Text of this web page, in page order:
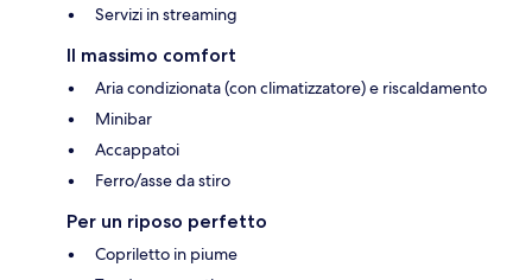
Servizi in streaming
Il massimo comfort
Aria condizionata (con climatizzatore) e riscaldamento
Minibar
Accappatoi
Ferro/asse da stiro
Per un riposo perfetto
Copriletto in piume